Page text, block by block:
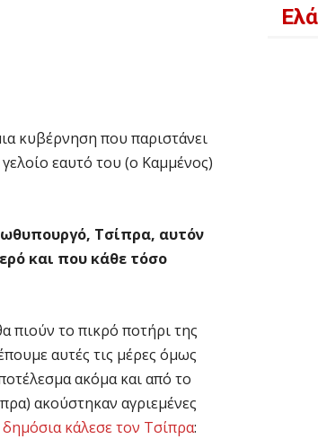
κυβέρνηση που παριστάνει
εαυτό του (ο Καμμένος)
Τσίπρα, αυτόν
και που κάθε τόσο
πιούν το πικρό ποτήρι της
αυτές τις μέρες όμως
ακόμα και από το
ακούστηκαν αγριεμένες
κάλεσε τον Τσίπρα: